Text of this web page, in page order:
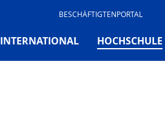
BESCHÄFTIGTENPORTAL
INTERNATIONAL HOCHSCHULE